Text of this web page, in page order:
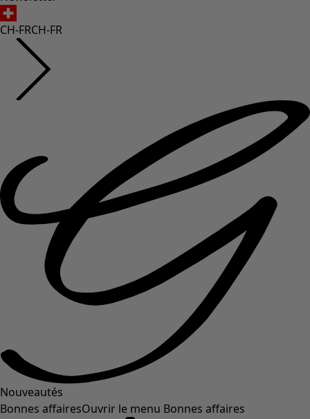
CH-FRCH-FR
Nouveautés
Bonnes affairesOuvrir le menu Bonnes affaires